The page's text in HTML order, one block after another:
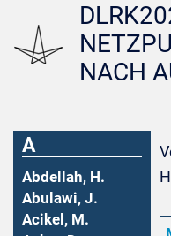
NACH
A
Abdellah, H.
Abulawi, J.
Acikel, M.